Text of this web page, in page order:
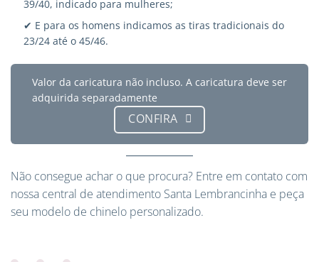
39/40, indicado para mulheres;
✔ E para os homens indicamos as tiras tradicionais do
23/24 até o 45/46.
Valor da caricatura não incluso. A caricatura deve ser
adquirida separadamente
CONFIRA
Não consegue achar o que procura? Entre em contato com
nossa central de atendimento Santa Lembrancinha e peça
seu modelo de chinelo personalizado.